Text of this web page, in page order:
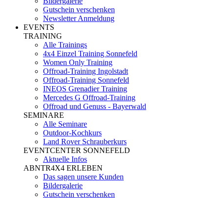
Gutschein verschenken
Newsletter Anmeldung
EVENTS
TRAINING
Alle Trainings
4x4 Einzel Training Sonnefeld
Women Only Training
Offroad-Training Ingolstadt
Offroad-Training Sonnefeld
INEOS Grenadier Training
Mercedes G Offroad-Training
Offroad und Genuss - Bayerwald
SEMINARE
Alle Seminare
Outdoor-Kochkurs
Land Rover Schrauberkurs
EVENTCENTER SONNEFELD
Aktuelle Infos
ABNTR4X4 ERLEBEN
Das sagen unsere Kunden
Bildergalerie
Gutschein verschenken